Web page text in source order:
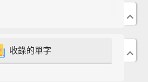
收錄的單字